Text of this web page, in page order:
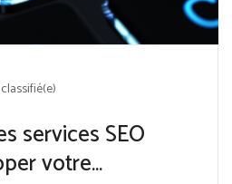
services SEO
votre